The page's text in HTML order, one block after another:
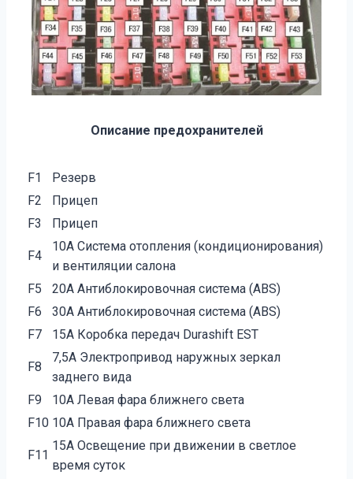
Описание предохранителей
F1
Резерв
F2
Прицеп
F3
Прицеп
F4
10А Система отопления (кондиционирования)
и вентиляции салона
F5
20А Антиблокировочная система (ABS)
F6
30А Антиблокировочная система (ABS)
F7
15А Коробка передач Durashift EST
F8
7,5А Электропривод наружных зеркал
заднего вида
F9
10А Левая фара ближнего света
F10 10А Правая фара ближнего света
F11
15А Освещение при движении в светлое
время суток